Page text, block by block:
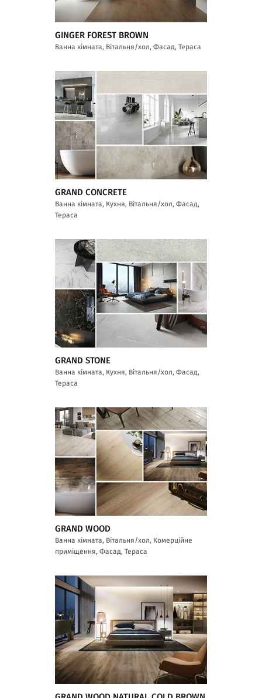
GINGER FOREST BROWN
Ванна кімната, Вітальня/хол, Фасад, Тераса
GRAND CONCRETE
Ванна кімната, Кухня, Вітальня/хол, Фасад,
Тераса
GRAND STONE
Ванна кімната, Кухня, Вітальня/хол, Фасад,
Тераса
GRAND WOOD
Ванна кімната, Вітальня/хол, Комерційне
приміщення, Фасад, Тераса